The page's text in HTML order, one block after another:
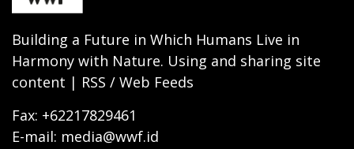
Building a Future in Which Humans Live in
Harmony with Nature. Using and sharing site
content | RSS / Web Feeds
Fax: +62217829461
E-mail: media@wwf.id